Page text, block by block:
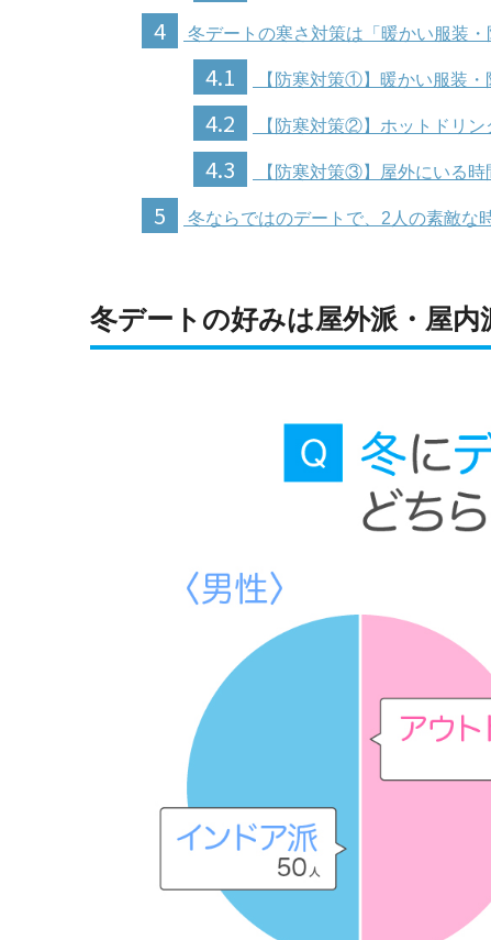
4 冬デートの寒さ対策は「暖かい服装
4.1 【防寒対策①】暖かい服装・
4.2 【防寒対策②】ホットドリン
4.3 【防寒対策③】屋外にいる時
5 冬ならではのデートで、2人の素敵な
冬デートの好みは屋外派・屋内